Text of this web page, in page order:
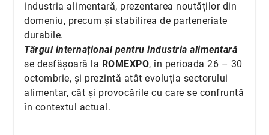
industria alimentară, prezentarea noutăților din
domeniu, precum și stabilirea de parteneriate
durabile.
Târgul internațional pentru industria alimentară
se desfășoară la ROMEXPO, în perioada 26 – 30
octombrie, și prezintă atât evoluția sectorului
alimentar, cât și provocările cu care se confruntă
în contextul actual.